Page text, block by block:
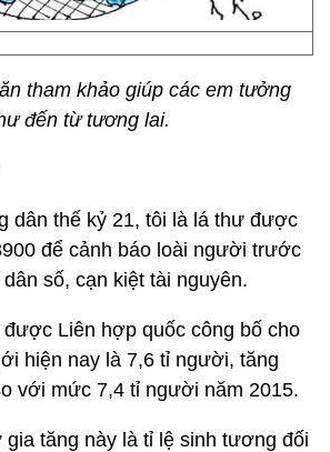
tham khảo giúp các em tưởng
đến từ tương lai.
dân thế kỷ 21, tôi là lá thư được
để cảnh báo loài người trước
số, cạn kiệt tài nguyên.
Liên hợp quốc công bố cho
hiện nay là 7,6 tỉ người, tăng
với mức 7,4 tỉ người năm 2015.
tăng này là tỉ lệ sinh tương đối